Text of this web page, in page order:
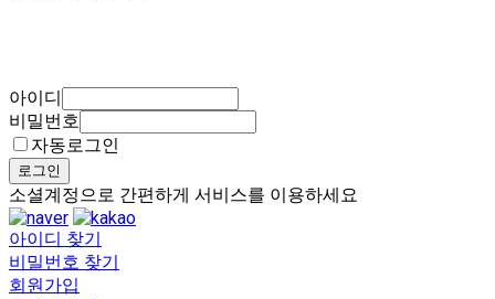
아이디
비밀번호
자동로그인
로그인
소셜계정으로 간편하게 서비스를 이용하세요
아이디 찾기
비밀번호 찾기
회원가입